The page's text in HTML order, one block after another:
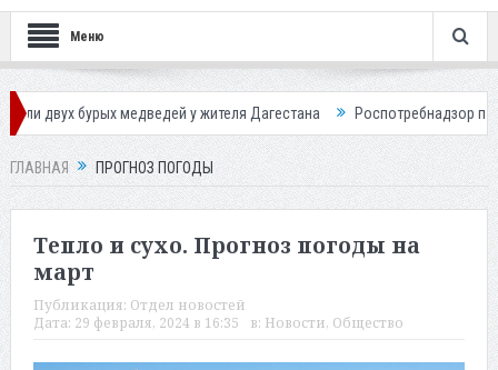
Меню
у жителя Дагестана Роспотребнадзор предупредил о новом
ГЛАВНАЯ ПРОГНОЗ ПОГОДЫ
Тепло и сухо. Прогноз погоды на
март
Публикация: Отдел новостей
Дата: 29 февраля, 2024 в 16:35 в: Новости, Общество